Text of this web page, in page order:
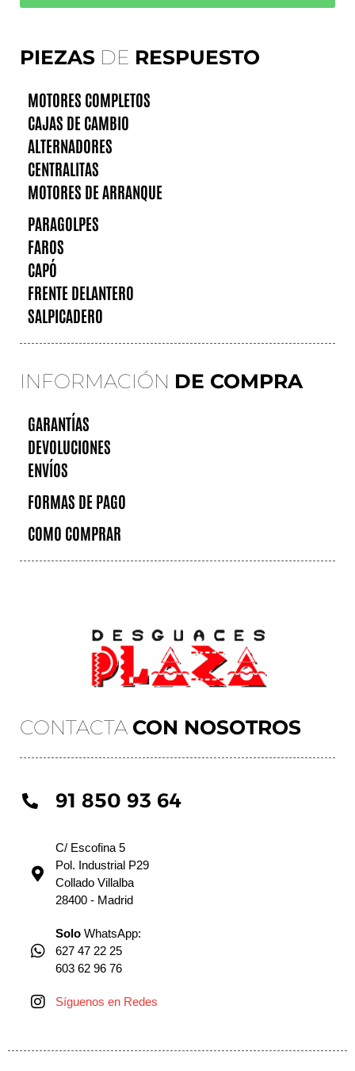
CONTACTA CON NOSOTROS
91 850 93 64
C/ Escofina 5
Pol. Industrial P29
Collado Villalba
28400 - Madrid
Solo WhatsApp:
627 47 22 25
603 62 96 76
Síguenos en Redes
PIEZAS DE RESPUESTO
MOTORES COMPLETOS
CAJAS DE CAMBIO
ALTERNADORES
CENTRALITAS
MOTORES DE ARRANQUE
PARAGOLPES
FAROS
CAPÓ
FRENTE DELANTERO
SALPICADERO
INFORMACIÓN DE COMPRA
GARANTÍAS
DEVOLUCIONES
ENVÍOS
FORMAS DE PAGO
COMO COMPRAR